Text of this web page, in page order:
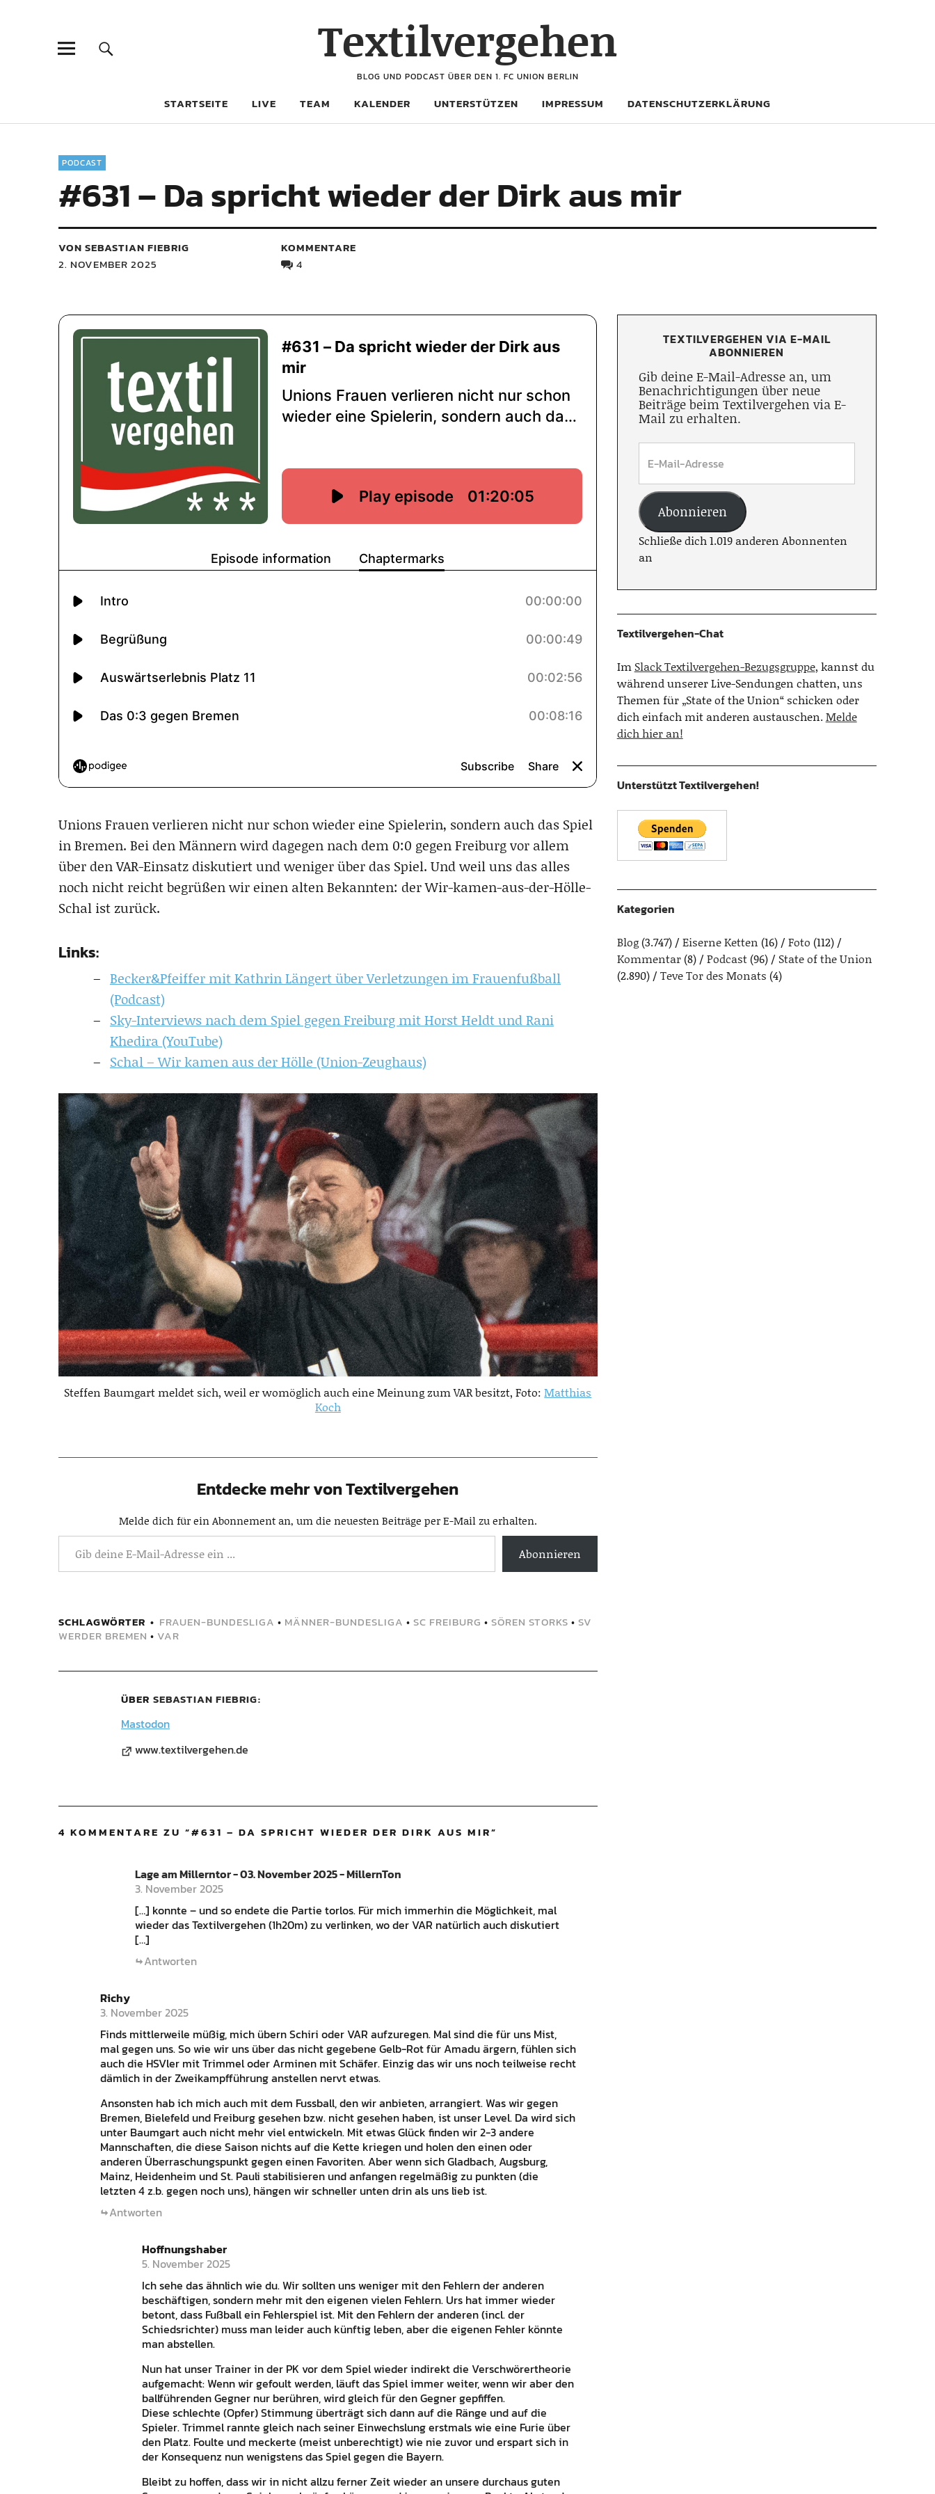
Textilvergehen
BLOG UND PODCAST ÜBER DEN 1. FC UNION BERLIN
STARTSEITE LIVE TEAM KALENDER UNTERSTÜTZEN IMPRESSUM DATENSCHUTZERKLÄRUNG
PODCAST
#631 – Da spricht wieder der Dirk aus mir
VON SEBASTIAN FIEBRIG
2. NOVEMBER 2025
KOMMENTARE
4
Unions Frauen verlieren nicht nur schon wieder eine Spielerin, sondern auch das Spiel
in Bremen. Bei den Männern wird dagegen nach dem 0:0 gegen Freiburg vor allem
über den VAR-Einsatz diskutiert und weniger über das Spiel. Und weil uns das alles
noch nicht reicht begrüßen wir einen alten Bekannten: der Wir-kamen-aus-der-Hölle-
Schal ist zurück.
Links:
Becker&Pfeiffer mit Kathrin Längert über Verletzungen im Frauenfußball
(Podcast)
Sky-Interviews nach dem Spiel gegen Freiburg mit Horst Heldt und Rani
Khedira (YouTube)
Schal – Wir kamen aus der Hölle (Union-Zeughaus)
Steffen Baumgart meldet sich, weil er womöglich auch eine Meinung zum VAR besitzt, Foto:Matthias
Koch
Entdecke mehr von Textilvergehen
Melde dich für ein Abonnement an, um die neuesten Beiträge per E-Mail zu erhalten.
Abonnieren
SCHLAGWÖRTER FRAUEN-BUNDESLIGA • MÄNNER-BUNDESLIGA • SC FREIBURG • SÖREN STORKS • SV
WERDER BREMEN • VAR
ÜBER SEBASTIAN FIEBRIG
Mastodon
www.textilvergehen.de
4 KOMMENTARE ZU “#631 – DA SPRICHT WIEDER DER DIRK AUS MIR”
Lage am Millerntor - 03. November 2025 - MillernTon
3. November 2025
[…] konnte – und so endete die Partie torlos. Für mich immerhin die Möglichkeit, mal
wieder das Textilvergehen (1h20m) zu verlinken, wo der VAR natürlich auch diskutiert
[…]
Antworten
Richy
3. November 2025
Finds mittlerweile müßig, mich übern Schiri oder VAR aufzuregen. Mal sind die für uns Mist,
mal gegen uns. So wie wir uns über das nicht gegebene Gelb-Rot für Amadu ärgern, fühlen sich
auch die HSVler mit Trimmel oder Arminen mit Schäfer. Einzig das wir uns noch teilweise recht
dämlich in der Zweikampfführung anstellen nervt etwas.
Ansonsten hab ich mich auch mit dem Fussball, den wir anbieten, arrangiert. Was wir gegen
Bremen, Bielefeld und Freiburg gesehen bzw. nicht gesehen haben, ist unser Level. Da wird sich
unter Baumgart auch nicht mehr viel entwickeln. Mit etwas Glück finden wir 2-3 andere
Mannschaften, die diese Saison nichts auf die Kette kriegen und holen den einen oder
anderen Überraschungspunkt gegen einen Favoriten. Aber wenn sich Gladbach, Augsburg,
Mainz, Heidenheim und St. Pauli stabilisieren und anfangen regelmäßig zu punkten (die
letzten 4 z.b. gegen noch uns), hängen wir schneller unten drin als uns lieb ist.
Antworten
Hoffnungshaber
5. November 2025
Ich sehe das ähnlich wie du. Wir sollten uns weniger mit den Fehlern der anderen
beschäftigen, sondern mehr mit den eigenen vielen Fehlern. Urs hat immer wieder
betont, dass Fußball ein Fehlerspiel ist. Mit den Fehlern der anderen (incl. der
Schiedsrichter) muss man leider auch künftig leben, aber die eigenen Fehler könnte
man abstellen.
Nun hat unser Trainer in der PK vor dem Spiel wieder indirekt die Verschwörertheorie
aufgemacht: Wenn wir gefoult werden, läuft das Spiel immer weiter, wenn wir aber den
ballführenden Gegner nur berühren, wird gleich für den Gegner gepfiffen.
Diese schlechte (Opfer) Stimmung überträgt sich dann auf die Ränge und auf die
Spieler. Trimmel rannte gleich nach seiner Einwechslung erstmals wie eine Furie über
den Platz. Foulte und meckerte (meist unberechtigt) wie nie zuvor und erspart sich in
der Konsequenz nun wenigstens das Spiel gegen die Bayern.
Bleibt zu hoffen, dass wir in nicht allzu ferner Zeit wieder an unsere durchaus guten
TEXTILVERGEHEN VIA E-MAIL
ABONNIEREN
Gib deine E-Mail-Adresse an, um
Benachrichtigungen über neue
Beiträge beim Textilvergehen via E-
Mail zu erhalten.
Abonnieren
Schließe dich 1.019 anderen Abonnenten
an
Textilvergehen-Chat
Im Slack Textilvergehen-Bezugsgruppe, kannst du
während unserer Live-Sendungen chatten, uns
Themen für „State of the Union“ schicken oder
dich einfach mit anderen austauschen.Melde
dich hier an!
Unterstützt Textilvergehen!
Kategorien
Blog(3.747) Eiserne Ketten (16) Foto (112)
Kommentar(8) Podcast(96)
State of the Union
(2.890)
Teve Tor des Monats (4)